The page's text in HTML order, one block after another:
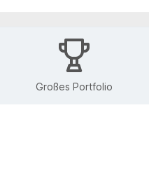
Großes Portfolio